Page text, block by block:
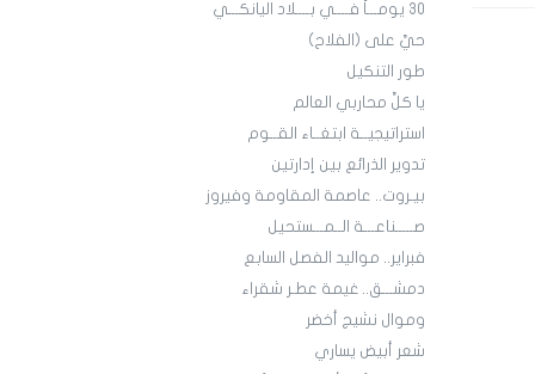
30 يومـــاً فــــي بــــلاد اليانكـــي
حيَّ على (الفلاح)
طور التنكيل
يا كلَّ محاربي العالم
استراتيجيــة ابتغــاء القــوم
تدوير الذرائع بين إدارتين
بيـروت.. عاصمة المقاومة وفيروز
صـــــناعـــة الــمـــستحيل
فبراير.. مواليد الفصل السابع
دمشـــق.. غيمة عطـر شقراء
وموال نشيج أخضر
شعر أبيض يساري